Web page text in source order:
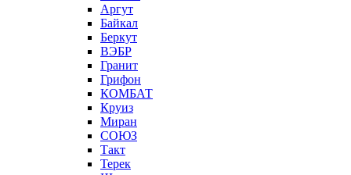
Аргут
Байкал
Беркут
ВЭБР
Гранит
Грифон
КОМБАТ
Круиз
Миран
СОЮЗ
Такт
Терек